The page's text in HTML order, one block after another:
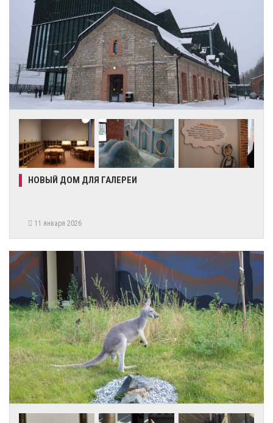
НОВЫЙ ДОМ ДЛЯ ГАЛЕРЕИ
11 января 2026